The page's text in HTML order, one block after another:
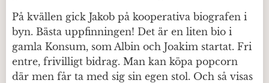
På kvällen gick Jakob på kooperativa biografen i
byn. Bästa uppfinningen! Det är en liten bio i
gamla Konsum, som Albin och Joakim startat. Fri
entre, frivilligt bidrag. Man kan köpa popcorn
där men får ta med sig sin egen stol. Och så visas